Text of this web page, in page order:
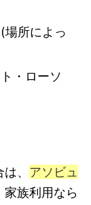
場所によっ
・ローソ
、 アソビュ
家族利用なら